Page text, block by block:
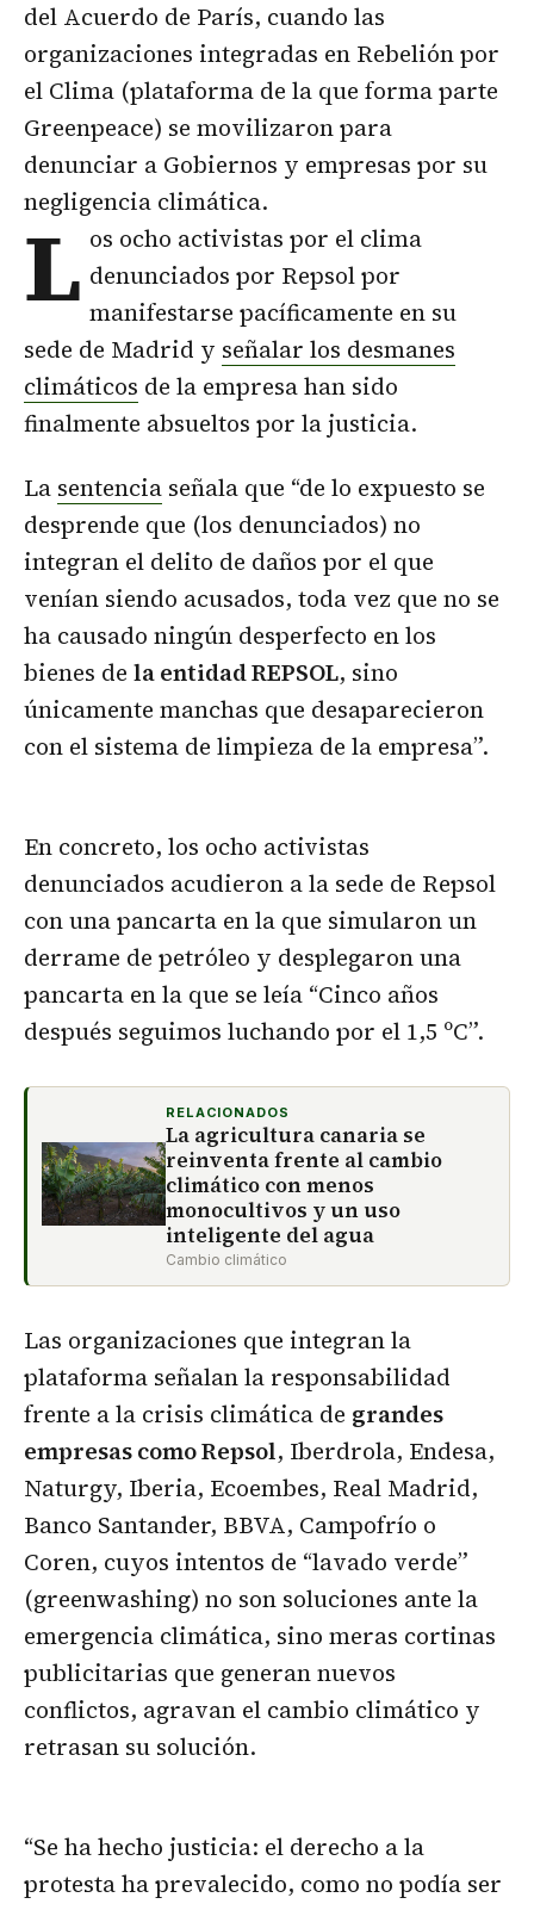
del Acuerdo de París, cuando las
organizaciones integradas en Rebelión por
el Clima (plataforma de la que forma parte
Greenpeace) se movilizaron para
denunciar a Gobiernos y empresas por su
negligencia climática.
L os ocho activistas por el clima
denunciados por Repsol por
manifestarse pacíficamente en su
sede de Madrid y señalar los desmanes
climáticos de la empresa han sido
finalmente absueltos por la justicia.
La sentencia señala que “de lo expuesto se
desprende que (los denunciados) no
integran el delito de daños por el que
venían siendo acusados, toda vez que no se
ha causado ningún desperfecto en los
bienes de la entidad REPSOL, sino
únicamente manchas que desaparecieron
con el sistema de limpieza de la empresa”.
En concreto, los ocho activistas
denunciados acudieron a la sede de Repsol
con una pancarta en la que simularon un
derrame de petróleo y desplegaron una
pancarta en la que se leía “Cinco años
después seguimos luchando por el 1,5 ºC”.
RELACIONADOS
La agricultura canaria se
reinventa frente al cambio
climático con menos
monocultivos y un uso
inteligente del agua
Cambio climático
Las organizaciones que integran la
plataforma señalan la responsabilidad
frente a la crisis climática de grandes
empresas como Repsol, Iberdrola, Endesa,
Naturgy, Iberia, Ecoembes, Real Madrid,
Banco Santander, BBVA, Campofrío o
Coren, cuyos intentos de “lavado verde”
(greenwashing) no son soluciones ante la
emergencia climática, sino meras cortinas
publicitarias que generan nuevos
conflictos, agravan el cambio climático y
retrasan su solución.
“Se ha hecho justicia: el derecho a la
protesta ha prevalecido, como no podía ser